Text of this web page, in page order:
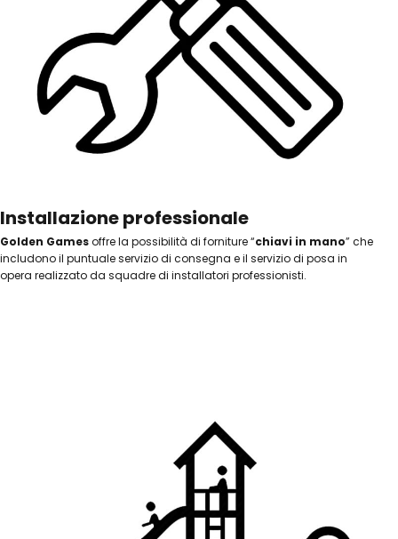
Installazione professionale
Golden Gamesoffre la possibilità di forniture “chiavi in mano” che
includono il puntuale servizio di consegna e il servizio di posa in
opera realizzato da squadre di installatori professionisti.